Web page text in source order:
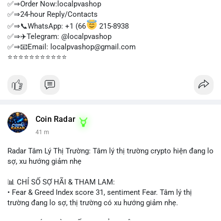
✅⇒Order Now:localpvashop
✅⇒24-hour Reply/Contacts
✅⇒📞WhatsApp: +1 (66
215-8938
✅⇒✈️Telegram: @localpvashop
✅⇒📧Email: localpvashop@gmail.com
⭐⭐⭐⭐⭐⭐⭐⭐⭐⭐⭐
Coin Radar
41 m
Radar Tâm Lý Thị Trường: Tâm lý thị trường crypto hiện đang lo
sợ, xu hướng giảm nhẹ
📊 CHỈ SỐ SỢ HÃI & THAM LAM:
• Fear & Greed Index score 31, sentiment Fear. Tâm lý thị
trường đang lo sợ, thị trường có xu hướng giảm nhẹ.